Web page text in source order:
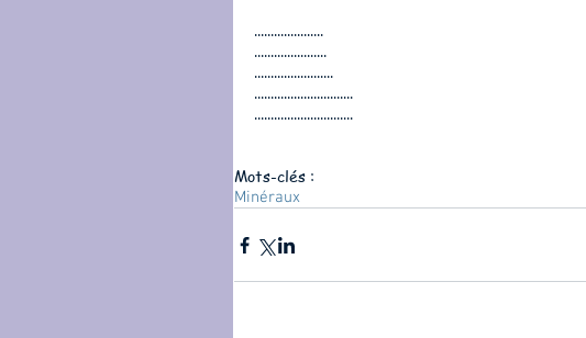
.....................
......................
........................
..............................
..............................
Mots-clés :
Minéraux